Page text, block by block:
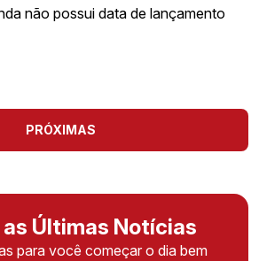
não possui data de lançamento
PRÓXIMAS
as Últimas Notícias
para você começar o dia bem